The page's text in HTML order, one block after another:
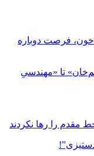
خون، فرصت دوباره
تا «مهندسیِ